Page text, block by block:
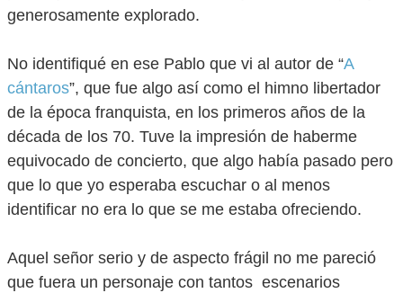
generosamente explorado.
No identifiqué en ese Pablo que vi al autor de “A
cántaros”, que fue algo así como el himno libertador
de la época franquista, en los primeros años de la
década de los 70. Tuve la impresión de haberme
equivocado de concierto, que algo había pasado pero
que lo que yo esperaba escuchar o al menos
identificar no era lo que se me estaba ofreciendo.
Aquel señor serio y de aspecto frágil no me pareció
que fuera un personaje con tantos escenarios